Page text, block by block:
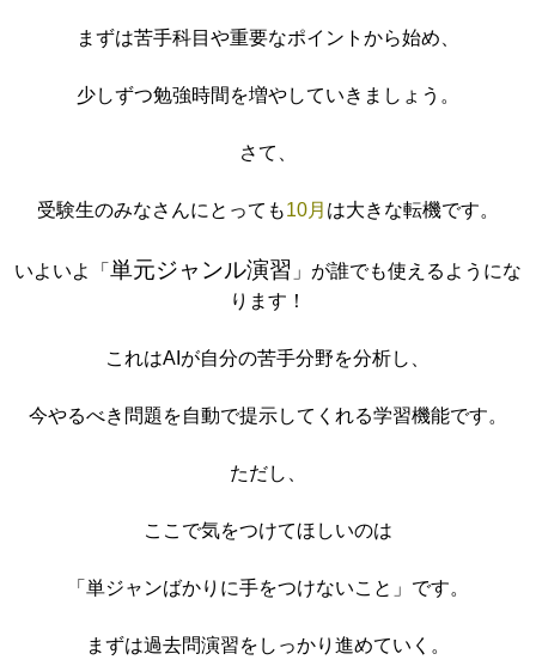
まずは苦手科目や重要なポイントから始め、
少しずつ勉強時間を増やしていきましょう。
さて、
受験生のみなさんにとっても10月 は大きな転機です。
いよいよ「 単元ジャンル演習 」が誰でも使えるようにな
ります！
これはAIが自分の苦手分野を分析し、
今やるべき問題を自動で提示してくれる学習機能です。
ただし、
ここで気をつけてほしいのは
「単ジャンばかりに手をつけないこと」です。
まずは過去問演習をしっかり進めていく。